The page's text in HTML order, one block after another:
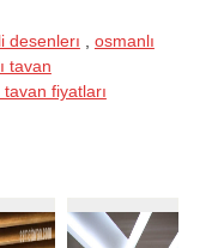
desenlerı
osmanlı
tavan
tavan fiyatları